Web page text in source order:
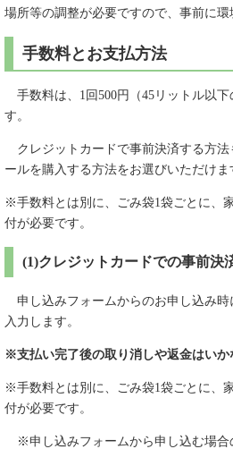
場所等の調整が必要ですので、事前に環
手数料とお支払方法
手数料は、1回500円（45リットル以
す。
クレジットカードで事前決済する方法
ールを購入する方法をお選びいただけま
※手数料とは別に、ごみ袋1袋ごとに、
付が必要です。
(1)クレジットカードでの事前決
申し込みフォームからのお申し込み時
入力します。
※支払い完了後の取り消しや返金はいか
※手数料とは別に、ごみ袋1袋ごとに、
付が必要です。
※申し込みフォームから申し込む場合